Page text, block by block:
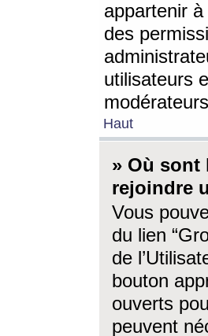
appartenir
des
utilisateurs
Haut
» Où sont
rejoindre
Vous
du lien
de
bouton
ouverts
peuvent